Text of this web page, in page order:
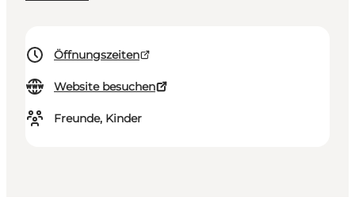
Öffnungszeiten
Website besuchen
Freunde, Kinder